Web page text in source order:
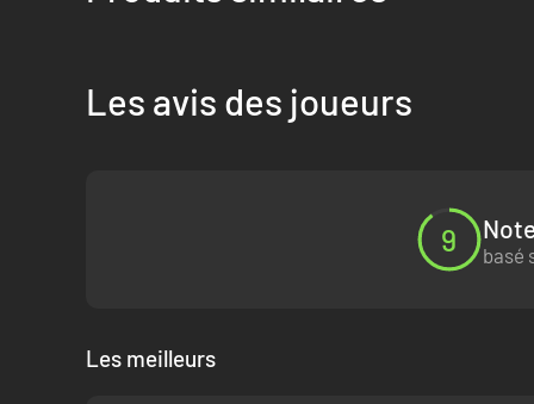
Les avis des joueurs
9 basé
Les meilleurs